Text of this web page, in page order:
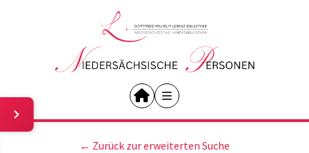
← Zurück zur erweiterten Suche